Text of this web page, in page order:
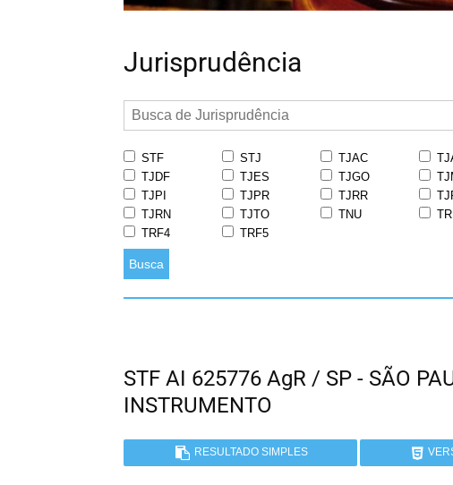
Jurisprudência
STF STJ TJAC
TJDF
TJES TJGO
TJPI
TJPR TJRR
TJRN
TJTO TNU
TRF4
TRF5
Busca
STF AI 625776 AgR / SP - SÃO
INSTRUMENTO
RESULTADO SIMPLES